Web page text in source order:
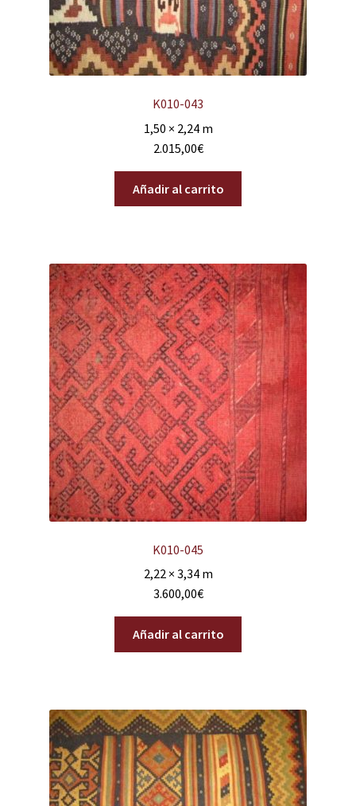
K010-043
1,50 × 2,24 m
2.015,00€
Añadir al carrito
K010-045
2,22 × 3,34 m
3.600,00€
Añadir al carrito